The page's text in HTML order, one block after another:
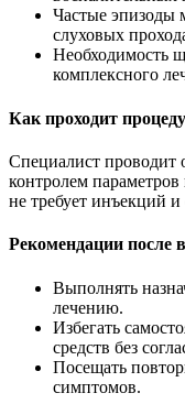
Частые эпизоды
слуховых
Необходимость
комплексного
Как проходит
Специалист проводит
контролем
не требует инъекций
Рекомендации после
Выполнять
лечению.
Избегать
средств без
Посещать
симптомов.